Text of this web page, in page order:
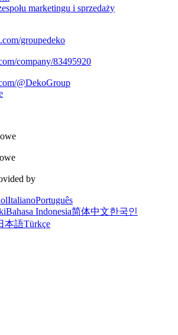
marketingu i sprzedaży
groupedeko
company/83495920
@DekoGroup
by
ItalianoPortuguês
Bahasa Indonesia简体中文한국인
本語Türkçe